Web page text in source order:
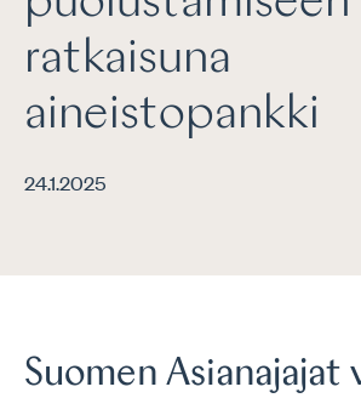
ratkaisuna
aineistopankki
24.1.2025
Suomen Asianajajat